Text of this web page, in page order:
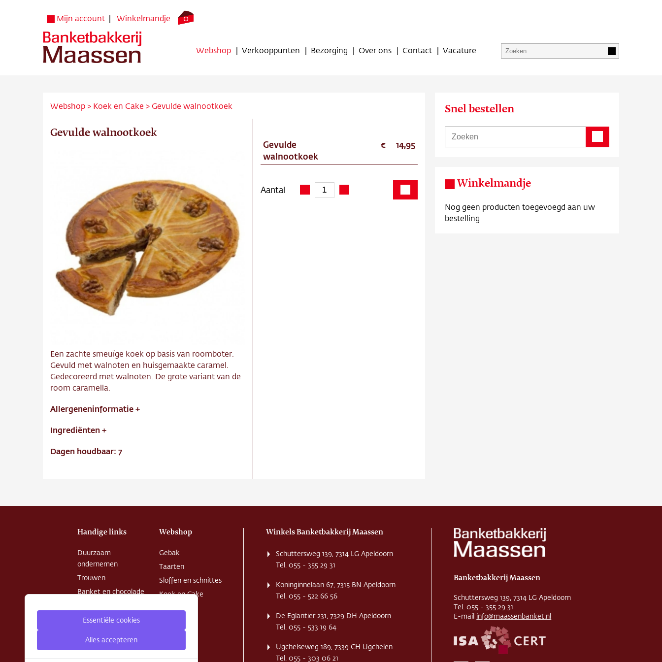
Mijn account Winkelmandje 0
Webshop Verkooppunten Bezorging Over ons Contact Vacature
Bezorging
Over ons
Contact
Vacature
Webshop > Koek en Cake > Gevulde walnootkoek
Gevulde walnootkoek
Een zachte smeuïge koek op basis van roomboter.
Gevuld met walnoten en huisgemaakte caramel.
Gedecoreerd met walnoten. De grote variant van de
room caramella.
Allergeneninformatie+
Ingrediënten +
Dagen houdbaar: 7
Gevulde
walnootkoek
14,95
Aantal
Snel bestellen
Winkelmandje
Nog geen producten toegevoegd aan uw
bestelling
Handige links
Duurzaam
ondernemen
Trouwen
Banket en chocolade
Patisserie College
voorwaarden
Webshop
Gebak
Taarten
Sloffen en schnittes
Koek en Cake
Winkels Banketbakkerij Maassen
Schuttersweg 139, 7314 LG Apeldoorn
Tel. 055 - 355 29 31
Koninginnelaan 67, 7315 BN Apeldoorn
Tel. 055 - 522 66 56
De Eglantier 231, 7329 DH Apeldoorn
Tel. 055 - 533 19 64
Ugchelseweg 189, 7339 CH Ugchelen
Tel. 055 - 303 06 21
Banketbakkerij Maassen
Schuttersweg 139, 7314 LG Apeldoorn
Tel. 055 - 355 29 31
E-mail info@maassenbanket.nl
Essentiële cookies
Alles accepteren